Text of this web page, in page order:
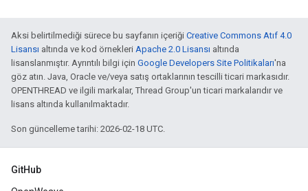
Aksi belirtilmediği sürece bu sayfanın içeriği Creative Commons Atıf 4.0
Lisansı altında ve kod örnekleri Apache 2.0 Lisansı altında
lisanslanmıştır. Ayrıntılı bilgi için Google Developers Site Politikaları'na
göz atın. Java, Oracle ve/veya satış ortaklarının tescilli ticari markasıdır.
OPENTHREAD ve ilgili markalar, Thread Group'un ticari markalarıdır ve
lisans altında kullanılmaktadır.
Son güncelleme tarihi: 2026-02-18 UTC.
GitHub